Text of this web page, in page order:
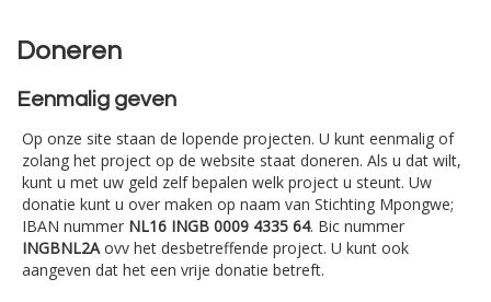
Doneren
Eenmalig geven
Op onze site staan de lopende projecten. U kunt eenmalig of
zolang het project op de website staat doneren. Als u dat wilt,
kunt u met uw geld zelf bepalen welk project u steunt. Uw
donatie kunt u over maken op naam van Stichting Mpongwe;
IBAN nummer NL16 INGB 0009 4335 64. Bic nummer
INGBNL2Aovv het desbetreffende project. U kunt ook
aangeven dat het een vrije donatie betreft.